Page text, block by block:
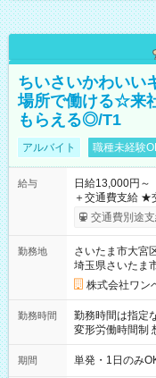
ちいさいかわいい
場所で働ける☆来
もらえる◎/T1
アルバイト 職種未経験
給与
日給13,000円～
＋交通費支給 ★交通費全額支給！ ┗案件により規定あり ★日払
いOK！（規定
ンビニATMから 日払
交通費別途支
勤務地
さいたま市大宮
埼玉県さいたま
株式会社ワン
勤務時間
勤務時間は指定
変形労働時間制 想定労働
～21：00
期間 単発・1日のみ